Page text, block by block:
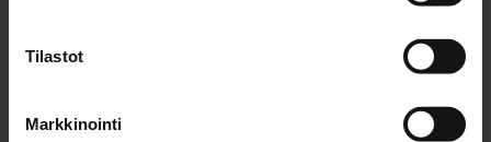
Tilastot
Markkinointi